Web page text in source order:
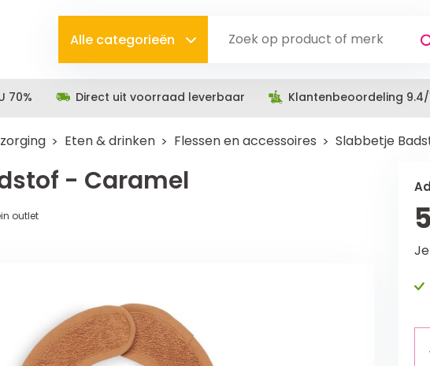
Alle categorieën
70% Direct uit voorraad leverbaar Klantenbeoordeling 9.4/
Eten & drinken Flessen en accessoires Slabbetje
- Caramel
outlet